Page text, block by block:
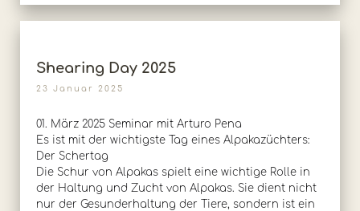
Shearing Day 2025
23 Januar 2025
01. März 2025 Seminar mit Arturo Pena
Es ist mit der wichtigste Tag eines Alpakazüchters:
Der Schertag
Die Schur von Alpakas spielt eine wichtige Rolle in
der Haltung und Zucht von Alpakas. Sie dient nicht
nur der Gesunderhaltung der Tiere, sondern ist ein